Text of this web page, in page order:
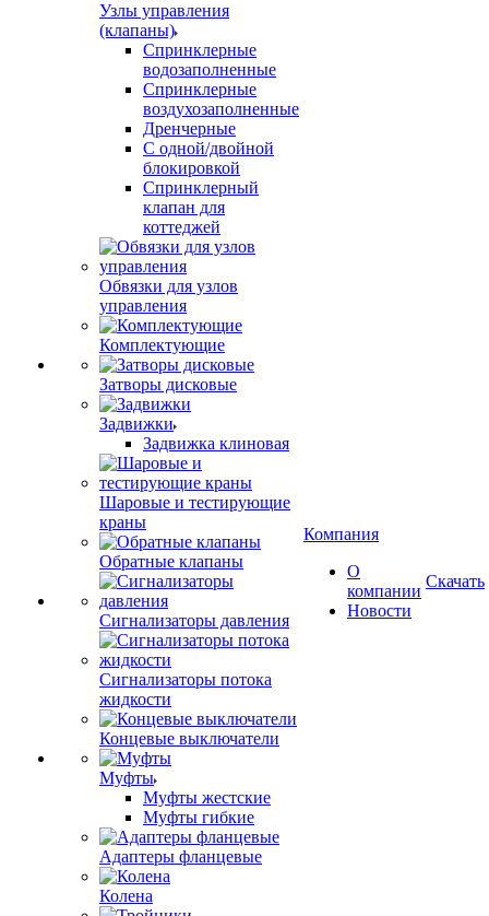
Узлы управления
(клапаны)
Спринклерные
водозаполненные
Спринклерные
воздухозаполненные
Дренчерные
С одной/двойной
блокировкой
Спринклерный
клапан для
коттеджей
Обвязки для узлов
управления
Комплектующие
Затворы дисковые
Задвижки
Задвижка клиновая
Шаровые и тестирующие
краны
Обратные клапаны
Сигнализаторы давления
Сигнализаторы потока
жидкости
Концевые выключатели
Муфты
Муфты жестские
Муфты гибкие
Адаптеры фланцевые
Колена
Компания
О
компании
Новости
Скачать